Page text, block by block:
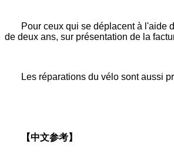
Pour ceux qui se déplacent à l'aide
de deux ans, sur présentation de la
Les réparations du vélo sont aussi
【中文参考】